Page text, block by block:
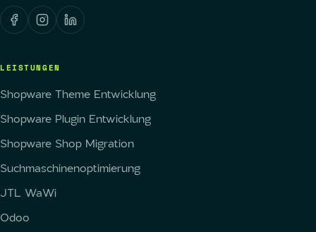
LEISTUNGEN
Shopware Theme Entwicklung
Shopware Plugin Entwicklung
Shopware Shop Migration
Suchmaschinenoptimierung
JTL WaWi
Odoo